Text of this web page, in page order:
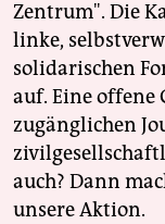
Zentrum". Die
linke,
solidarischen
auf. Eine offene
zugänglichen
auch? Dann
unsere Aktion.